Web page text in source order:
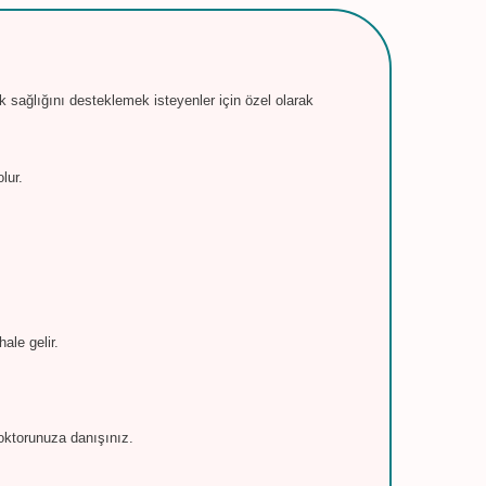
desteklemek isteyenler için özel olarak
gelir.
danışınız.